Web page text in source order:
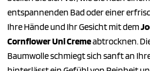
entspannenden Bad oder einer
Ihre Hände und Ihr Gesicht mit dem
Cornflower Uni Cremeabtrocknen.
Baumwolle schmiegt sich sanft an